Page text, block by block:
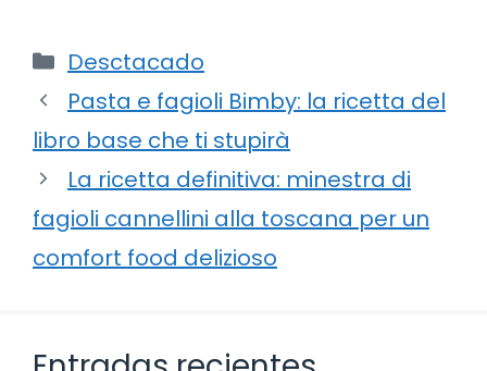
Categorie
Desctacado
Pasta e fagioli Bimby: la ricetta del
libro base che ti stupirà
La ricetta definitiva: minestra di
fagioli cannellini alla toscana per un
comfort food delizioso